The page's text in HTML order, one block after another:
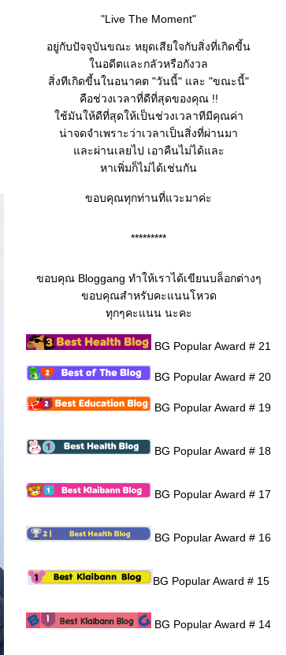
"Live The Moment"
อยู่กับปัจจุบันขณะ หยุดเสียใจกับสิ่งที่เกิดขี้น
นอดีตและกลัวหรือกังวล
สิ่งทีเกิดขี้นในอนาคต "วันนี้" และ "ขณะนี้"
คือช่วงเวลาที่ดีที่สุดของคุณ !!
ช้มันให้ดีที่สุดให้เป็นช่วงเวลาทีมีคุณค่า
น่าจดจำเพราะว่าเวลาเป็นสิ่งที่ผ่านมา
ละผ่านเลยไป เอาคืนไม่ได้และ
หาเพิ่มก็ไม่ได้เช่นกัน
ขอบคุณทุกท่านที่แวะมาค่ะ
*********
ขอบคุณ Bloggang ทำให้เราได้เขียนบล็อกต่างๆ
ขอบคุณสำหรับคะแนนโหวด
ทุกๆคะแนน นะคะ
BG Popular Award # 21
BG Popular Award # 20
BG Popular Award # 19
BG Popular Award # 18
BG Popular Award # 17
BG Popular Award # 16
BG Popular Award # 15
BG Popular Award # 14